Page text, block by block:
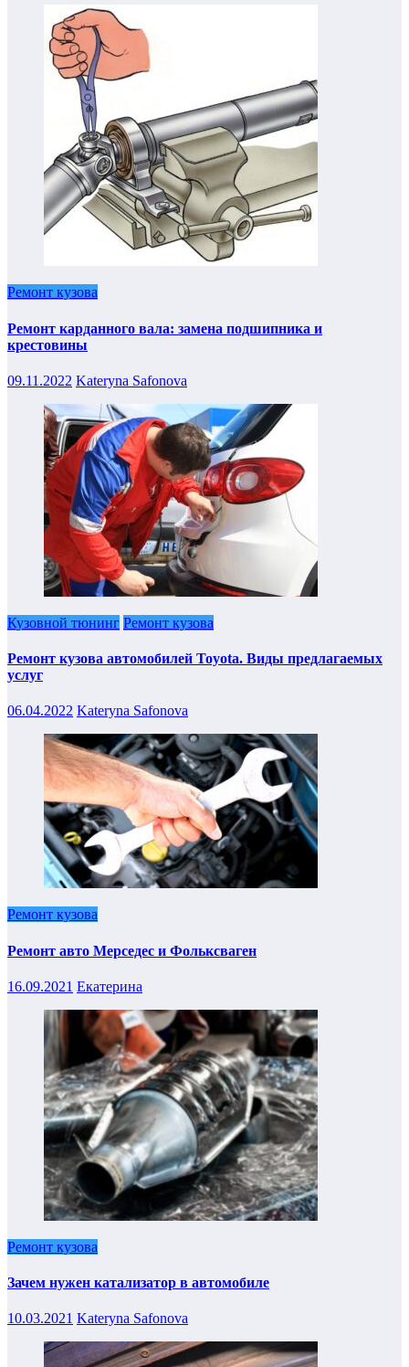
Ремонт кузова
Ремонт карданного вала: замена подшипника и
крестовины
09.11.2022 Kateryna Safonova
Кузовной тюнинг Ремонт кузова
Ремонт кузова автомобилей Toyota. Виды предлагаемых
услуг
06.04.2022 Kateryna Safonova
Ремонт кузова
Ремонт авто Мерседес и Фольксваген
16.09.2021 Екатерина
Ремонт кузова
Зачем нужен катализатор в автомобиле
10.03.2021 Kateryna Safonova